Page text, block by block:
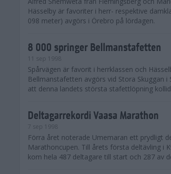
Hässelby är favoriter i herr- respektive
098 meter) avgörs i Örebro på lördagen.
8 000 springer Bellmanstafetten
11 sep 1998
Spårvägen är favorit i herrklassen och
Bellmanstafetten avgörs vid Stora Skuggan
att denna landets största stafettlöpning
Deltagarrekordi Vaasa Marathon
7 sep 1998
Förra året noterade Umemaran ett prydligt
Marathoncupen. Till årets första deltävling i
kom hela 487 deltagare till start och 287 av